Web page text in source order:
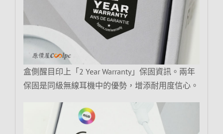
盒側醒目印上「2 Year Warranty」保固資訊。兩年
保固是同級無線耳機中的優勢，增添耐用度信心。